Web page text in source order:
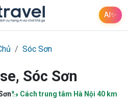
AI✨
Sóc Sơn
Sóc Sơn
Cách trung tâm Hà Nội 40 km